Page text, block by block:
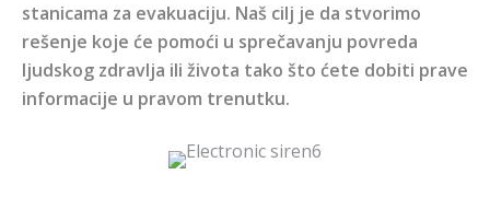
stanicama za evakuaciju. Naš cilj je da stvorimo
rešenje koje će pomoći u sprečavanju povreda
ljudskog zdravlja ili života tako što ćete dobiti prave
informacije u pravom trenutku.